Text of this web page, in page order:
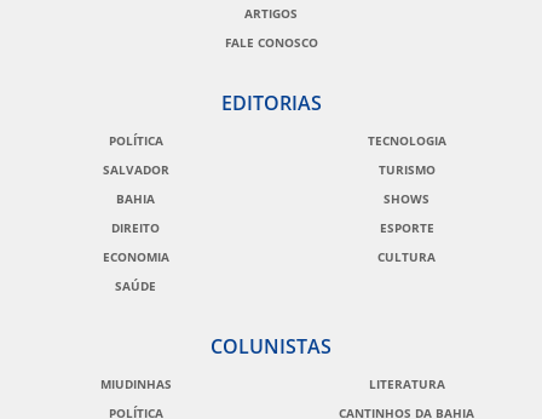
ARTIGOS
FALE CONOSCO
EDITORIAS
POLÍTICA
SALVADOR
BAHIA
DIREITO
ECONOMIA
SAÚDE
TECNOLOGIA
TURISMO
SHOWS
ESPORTE
CULTURA
COLUNISTAS
MIUDINHAS
POLÍTICA
LITERATURA
CANTINHOS DA BAHIA